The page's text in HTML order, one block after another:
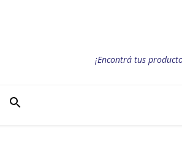
¡Encontrá tus